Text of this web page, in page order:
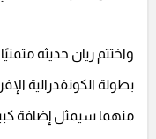
واختتم ريان حديثه
بطولة الكونفدرالية
منهما سيمثل إضافة